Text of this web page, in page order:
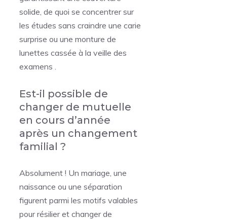
solide, de quoi se concentrer sur
les études sans craindre une carie
surprise ou une monture de
lunettes cassée à la veille des
examens .
Est-il possible de
changer de mutuelle
en cours d’année
après un changement
familial ?
Absolument ! Un mariage, une
naissance ou une séparation
figurent parmi les motifs valables
pour résilier et changer de